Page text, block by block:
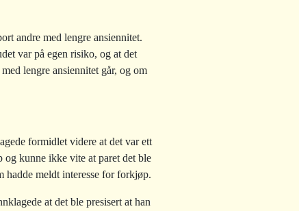
andre med lengre ansiennitet.
var på egen risiko, og at det
lengre ansiennitet går, og om
formidlet videre at det var ett
og kunne ikke vite at paret det ble
hadde meldt interesse for forkjøp.
at det ble presisert at han